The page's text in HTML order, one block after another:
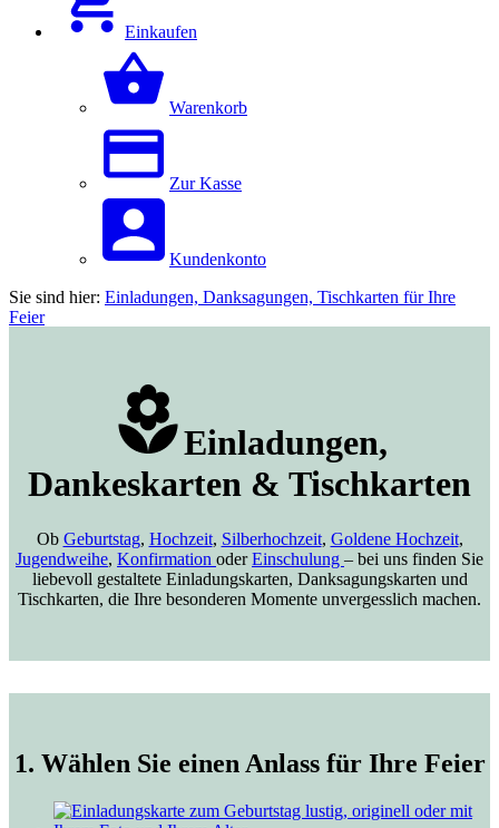
Einkaufen
Warenkorb
Zur Kasse
Kundenkonto
Sie sind hier: Einladungen, Danksagungen, Tischkarten für Ihre
Feier
Einladungen,
Dankeskarten & Tischkarten
Ob Geburtstag, Hochzeit, Silberhochzeit, Goldene Hochzeit,
Jugendweihe, Konfirmation oderEinschulung – bei uns finden Sie
liebevoll gestaltete Einladungskarten, Danksagungskarten und
Tischkarten, die Ihre besonderen Momente unvergesslich machen.
1. Wählen Sie einen Anlass für Ihre Feier